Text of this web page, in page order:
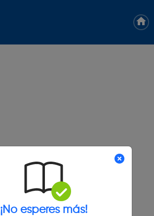
¡No esperes más!